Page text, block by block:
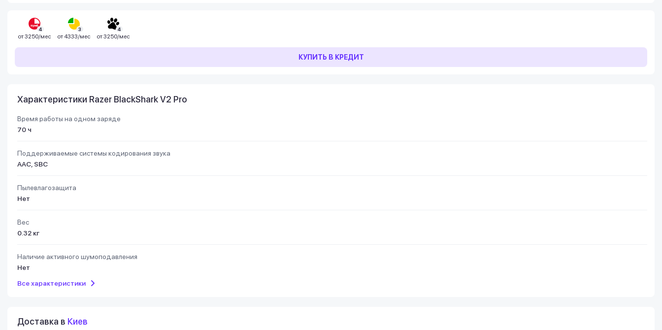
4
от3250/мес
3
от 4333/мес
4
от3250/мес
КУПИТЬ В КРЕДИТ
Характеристики Razer BlackShark V2 Pro
Время работы на одном заряде
70 ч
Поддерживаемые системы кодирования звука
AAC, SBC
Пылевлагозащита
Нет
Вес
0.32 кг
Наличие активного шумоподавления
Нет
Все характеристики
Доставка в Киев